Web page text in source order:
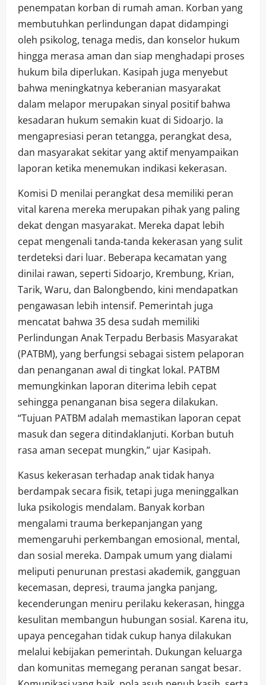
penempatan korban di rumah aman. Korban yang
membutuhkan perlindungan dapat didampingi
oleh psikolog, tenaga medis, dan konselor hukum
hingga merasa aman dan siap menghadapi proses
hukum bila diperlukan. Kasipah juga menyebut
bahwa meningkatnya keberanian masyarakat
dalam melapor merupakan sinyal positif bahwa
kesadaran hukum semakin kuat di Sidoarjo. Ia
mengapresiasi peran tetangga, perangkat desa,
dan masyarakat sekitar yang aktif menyampaikan
laporan ketika menemukan indikasi kekerasan.
Komisi D menilai perangkat desa memiliki peran
vital karena mereka merupakan pihak yang paling
dekat dengan masyarakat. Mereka dapat lebih
cepat mengenali tanda-tanda kekerasan yang sulit
terdeteksi dari luar. Beberapa kecamatan yang
dinilai rawan, seperti Sidoarjo, Krembung, Krian,
Tarik, Waru, dan Balongbendo, kini mendapatkan
pengawasan lebih intensif. Pemerintah juga
mencatat bahwa 35 desa sudah memiliki
Perlindungan Anak Terpadu Berbasis Masyarakat
(PATBM), yang berfungsi sebagai sistem pelaporan
dan penanganan awal di tingkat lokal. PATBM
memungkinkan laporan diterima lebih cepat
sehingga penanganan bisa segera dilakukan.
“Tujuan PATBM adalah memastikan laporan cepat
masuk dan segera ditindaklanjuti. Korban butuh
rasa aman secepat mungkin,” ujar Kasipah.
Kasus kekerasan terhadap anak tidak hanya
berdampak secara fisik, tetapi juga meninggalkan
luka psikologis mendalam. Banyak korban
mengalami trauma berkepanjangan yang
memengaruhi perkembangan emosional, mental,
dan sosial mereka. Dampak umum yang dialami
meliputi penurunan prestasi akademik, gangguan
kecemasan, depresi, trauma jangka panjang,
kecenderungan meniru perilaku kekerasan, hingga
kesulitan membangun hubungan sosial. Karena itu,
upaya pencegahan tidak cukup hanya dilakukan
melalui kebijakan pemerintah. Dukungan keluarga
dan komunitas memegang peranan sangat besar.